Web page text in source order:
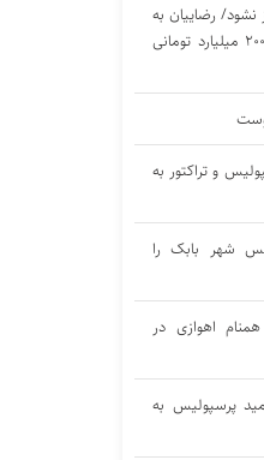
نشود/ رضاییان به
جای قدرشناسی کلاس ۲۰۰ میلیارد تومانی
و تراکتور به
شهر بابک را
اهوازی در
پرسپولیس به